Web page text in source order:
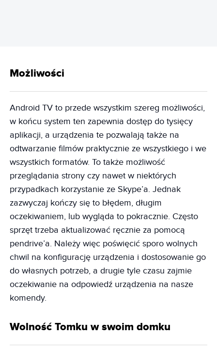
Możliwości
Android TV to przede wszystkim szereg możliwości,
w końcu system ten zapewnia dostęp do tysięcy
aplikacji, a urządzenia te pozwalają także na
odtwarzanie filmów praktycznie ze wszystkiego i we
wszystkich formatów. To także możliwość
przeglądania strony czy nawet w niektórych
przypadkach korzystanie ze Skype’a. Jednak
zazwyczaj kończy się to błędem, długim
oczekiwaniem, lub wygląda to pokracznie. Często
sprzęt trzeba aktualizować ręcznie za pomocą
pendrive’a. Należy więc poświęcić sporo wolnych
chwil na konfigurację urządzenia i dostosowanie go
do własnych potrzeb, a drugie tyle czasu zajmie
oczekiwanie na odpowiedź urządzenia na nasze
komendy.
Wolność Tomku w swoim domku